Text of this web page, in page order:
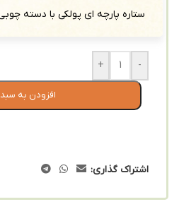
ستاره پارچه ای پولکی با دسته
-
+
افزودن به
اشتراک گذاری: